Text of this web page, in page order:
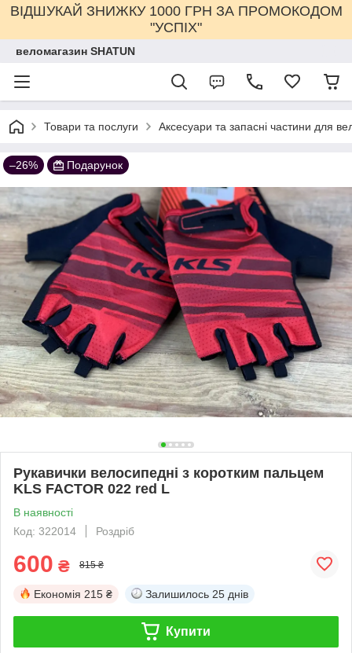
ВІДШУКАЙ ЗНИЖКУ 1000 ГРН ЗА ПРОМОКОДОМ
"УСПІХ"
веломагазин SHATUN
Товари та послуги Аксесуари та запасні частини для
–26% Подарунок
Рукавички велосипедні з коротким пальцем
KLS FACTOR 022 red L
В наявності
Код: 322014
Роздріб
600 ₴ 815 ₴
Економія 215 ₴ Залишилось 25 днів
Купити